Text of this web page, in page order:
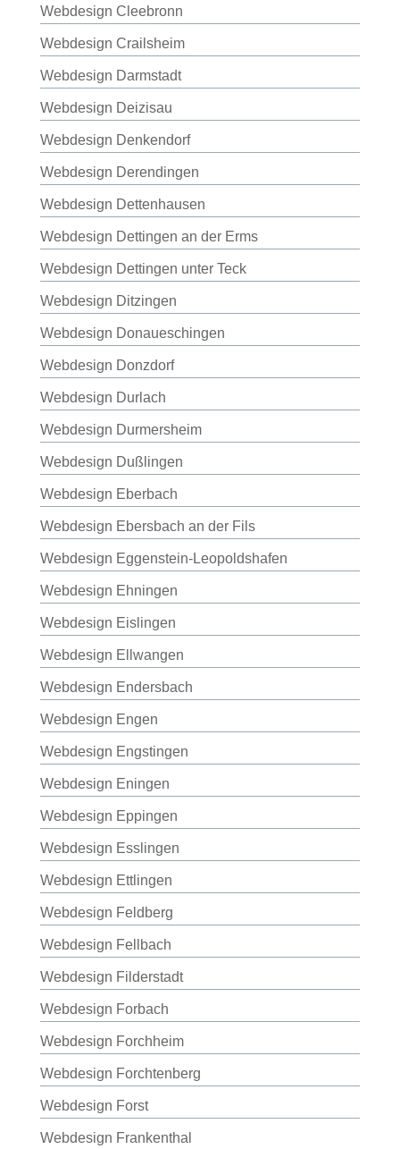
Webdesign Cleebronn
Webdesign Crailsheim
Webdesign Darmstadt
Webdesign Deizisau
Webdesign Denkendorf
Webdesign Derendingen
Webdesign Dettenhausen
Webdesign Dettingen an der Erms
Webdesign Dettingen unter Teck
Webdesign Ditzingen
Webdesign Donaueschingen
Webdesign Donzdorf
Webdesign Durlach
Webdesign Durmersheim
Webdesign Dußlingen
Webdesign Eberbach
Webdesign Ebersbach an der Fils
Webdesign Eggenstein-Leopoldshafen
Webdesign Ehningen
Webdesign Eislingen
Webdesign Ellwangen
Webdesign Endersbach
Webdesign Engen
Webdesign Engstingen
Webdesign Eningen
Webdesign Eppingen
Webdesign Esslingen
Webdesign Ettlingen
Webdesign Feldberg
Webdesign Fellbach
Webdesign Filderstadt
Webdesign Forbach
Webdesign Forchheim
Webdesign Forchtenberg
Webdesign Forst
Webdesign Frankenthal